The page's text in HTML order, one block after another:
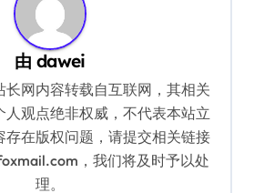
由dawei
长网内容转载自互联网，其相关
人观点绝非权威，不代表本站立
存在版权问题，请提交相关链接
，我们将及时予以处
理。